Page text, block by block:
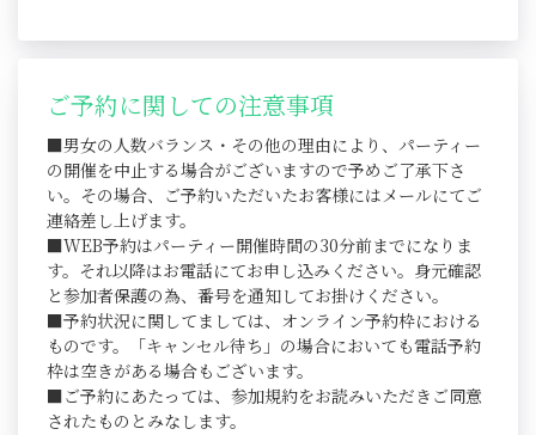
ご予約に関しての注意事項
■男女の人数バランス・その他の理由により、パーティー
の開催を中止する場合がございますので予めご了承下さ
い。その場合、ご予約いただいたお客様にはメールにてご
連絡差し上げます。
■WEB予約はパーティー開催時間の30分前までになりま
す。それ以降はお電話にてお申し込みください。身元確認
と参加者保護の為、番号を通知してお掛けください。
■予約状況に関してましては、オンライン予約枠における
ものです。「キャンセル待ち」の場合においても電話予約
枠は空きがある場合もございます。
■ご予約にあたっては、参加規約をお読みいただきご同意
されたものとみなします。